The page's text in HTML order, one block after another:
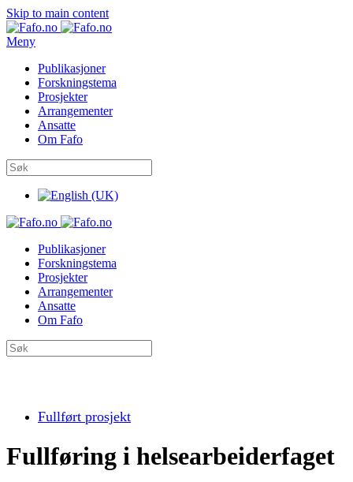
Skip to main content
Meny
Publikasjoner
Forskningstema
Prosjekter
Arrangementer
Ansatte
Om Fafo
Publikasjoner
Forskningstema
Prosjekter
Arrangementer
Ansatte
Om Fafo
Fullført prosjekt
Fullføring i helsearbeiderfaget